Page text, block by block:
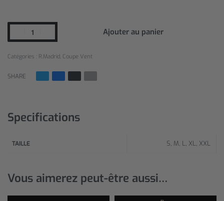
Ajouter au panier
Catégories : R.Madrid Coupe Vent
SHARE
Specifications
TAILLE S, M, L, XL, XXL
Vous aimerez peut-être aussi…